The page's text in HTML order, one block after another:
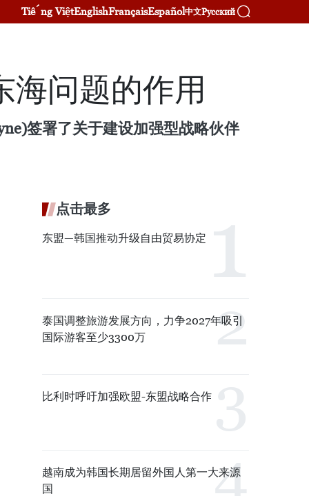
Tiếng ViệtEnglishFrançaisEspañol中文Русский
海问题的作用
签署了关于建设加强型战略伙伴
点击最多
东盟—韩国推动升级自由贸易协定
泰国调整旅游发展方向，力争2027年吸引
国际游客至少3300万
比利时呼吁加强欧盟-东盟战略合作
越南成为韩国长期居留外国人第一大来源
国